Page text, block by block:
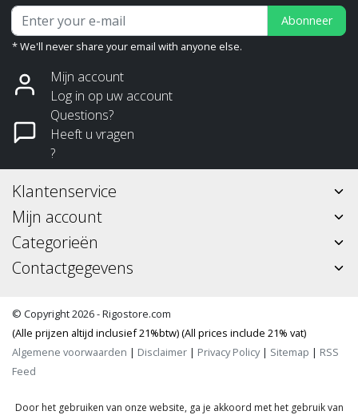
Abonneer
* We'll never share your email with anyone else.
Mijn account
Log in op uw account
Questions?
Heeft u vragen
?
Klantenservice
Mijn account
Categorieën
Contactgegevens
© Copyright 2026 - Rigostore.com
(Alle prijzen altijd inclusief 21%btw) (All prices include 21% vat)
Algemene voorwaarden | Disclaimer | Privacy Policy| Sitemap | RSS
Feed
Door het gebruiken van onze website, ga je akkoord met het gebruik van